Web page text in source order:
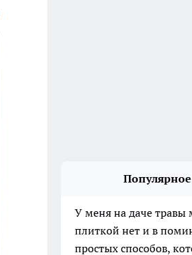
Популярное
У меня на даче травы
плиткой нет и в
простых способов,